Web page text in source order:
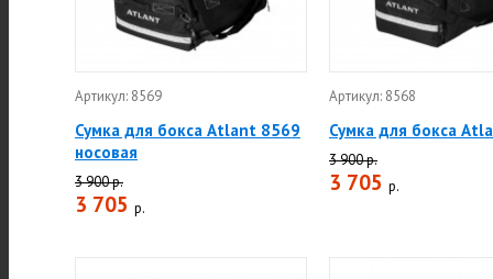
Артикул: 8569
Сумка для бокса Atlant 8569
носовая
3 900 р.
3 705 р.
Артикул: 8568
Сумка для бокса
3 900 р.
3 705 р.